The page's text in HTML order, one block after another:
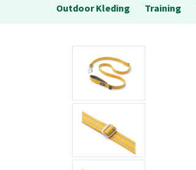
Outdoor Kleding Training